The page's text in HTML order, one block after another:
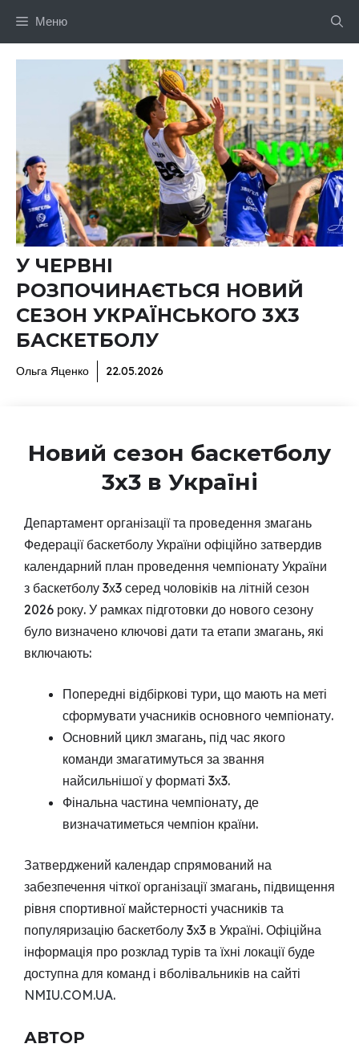
Меню
У ЧЕРВНІ
РОЗПОЧИНАЄТЬСЯ НОВИЙ
СЕЗОН УКРАЇНСЬКОГО 3Х3
БАСКЕТБОЛУ
Ольга Яценко 22.05.2026
Новий сезон баскетболу
3х3 в Україні
Департамент організації та проведення змагань
Федерації баскетболу України офіційно затвердив
календарний план проведення чемпіонату України
з баскетболу 3х3 серед чоловіків на літній сезон
2026 року. У рамках підготовки до нового сезону
було визначено ключові дати та етапи змагань, які
включають:
Попередні відбіркові тури, що мають на меті
сформувати учасників основного чемпіонату.
Основний цикл змагань, під час якого
команди змагатимуться за звання
найсильнішої у форматі 3х3.
Фінальна частина чемпіонату, де
визначатиметься чемпіон країни.
Затверджений календар спрямований на
забезпечення чіткої організації змагань, підвищення
рівня спортивної майстерності учасників та
популяризацію баскетболу 3х3 в Україні. Офіційна
інформація про розклад турів та їхні локації буде
доступна для команд і вболівальників на сайті
NMIU.COM.UA.
АВТОР